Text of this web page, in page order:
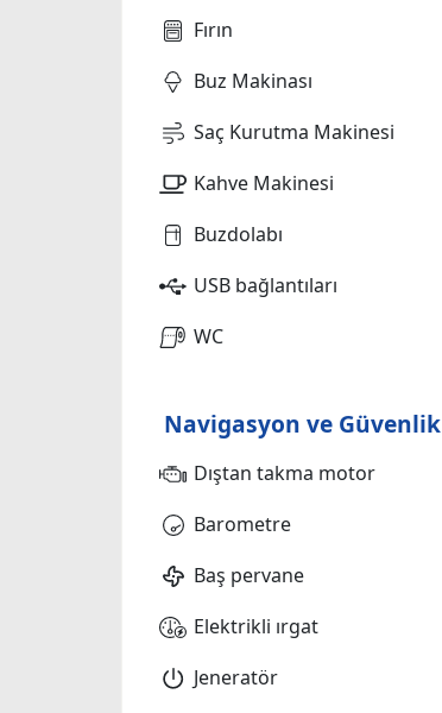
Fırın
Buz Makinası
Saç Kurutma Makinesi
Kahve Makinesi
Buzdolabı
USB bağlantıları
WC
Navigasyon ve Güvenlik
Dıştan takma motor
Barometre
Baş pervane
Elektrikli ırgat
Jeneratör